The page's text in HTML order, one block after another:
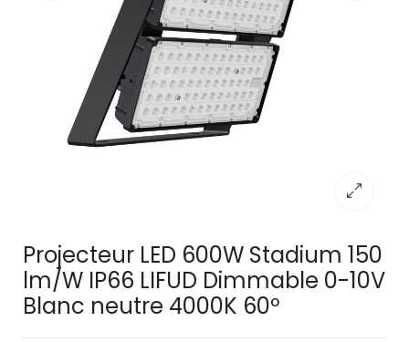
Projecteur LED 600W Stadium 150
lm/W IP66 LIFUD Dimmable 0-10V
Blanc neutre 4000K 60º